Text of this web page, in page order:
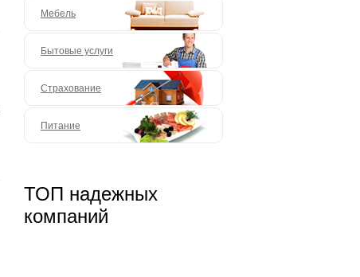
Мебель
Бытовые услуги
Страхование
Питание
ТОП надежных
компаний